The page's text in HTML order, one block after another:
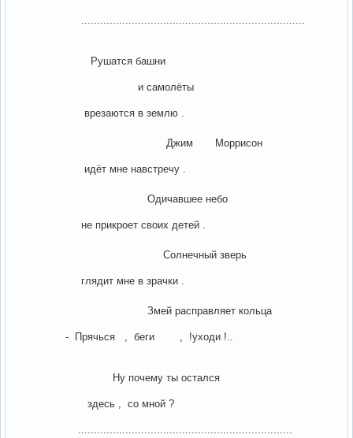
Рушатся башни
и самолёты
врезаются в землю .
Джим Моррисон
идёт мне навстречу .
Одичавшее небо
не прикроет своих детей .
Солнечный зверь
глядит мне в зрачки .
Змей расправляет кольца
- Прячься , беги , !уходи !..
Ну почему ты остался
здесь , со мной ?